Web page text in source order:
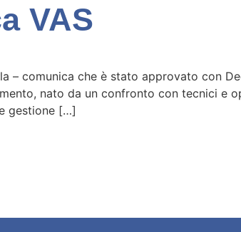
VAS
– comunica che è stato approvato con
nato da un confronto con tecnici e
gestione […]